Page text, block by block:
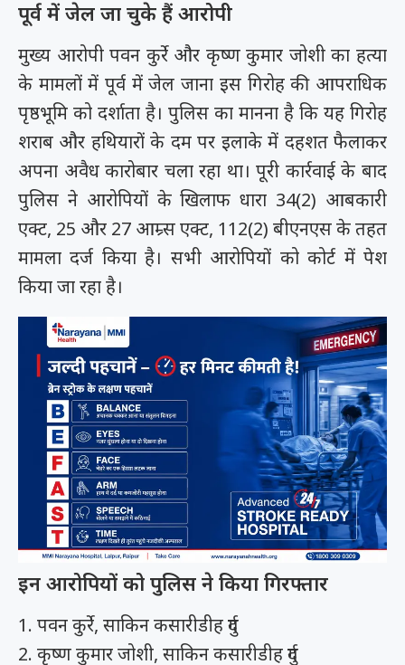
पूर्व में जेल जा चुके हैं आरोपी
मुख्य आरोपी पवन कुर्रे और कृष्ण कुमार जोशी का हत्या
के मामलों में पूर्व में जेल जाना इस गिरोह की आपराधिक
पृष्ठभूमि को दर्शाता है। पुलिस का मानना है कि यह गिरोह
शराब और हथियारों के दम पर इलाके में दहशत फैलाकर
अपना अवैध कारोबार चला रहा था। पूरी कार्रवाई के बाद
पुलिस ने आरोपियों के खिलाफ धारा 34(2) आबकारी
एक्ट, 25 और 27 आम्र्स एक्ट, 112(2) बीएनएस के तहत
मामला दर्ज किया है। सभी आरोपियों को कोर्ट में पेश
किया जा रहा है।
इन आरोपियों को पुलिस ने किया गिरफ्तार
1. पवन कुर्रे, साकिन कसारीडीह दुर्ग
2. कृष्ण कुमार जोशी, साकिन कसारीडीह दुर्ग